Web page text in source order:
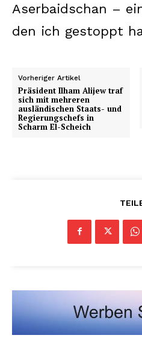
Aserbaidschan –
den ich gestoppt
Vorheriger Artikel
Präsident Ilham Alijew traf
sich mit mehreren
ausländischen Staats- und
Regierungschefs in
Scharm El-Scheich